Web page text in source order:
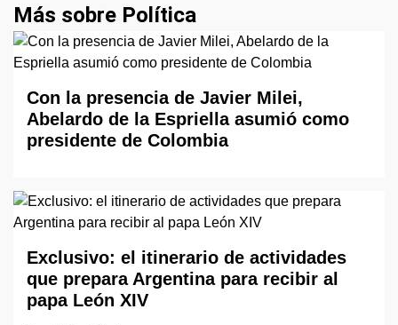
Más sobre Política
Con la presencia de Javier Milei,
Abelardo de la Espriella asumió como
presidente de Colombia
Exclusivo: el itinerario de actividades
que prepara Argentina para recibir al
papa León XIV